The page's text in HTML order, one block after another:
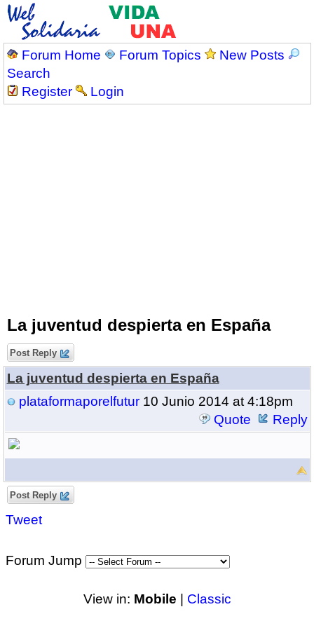
Forum Home Forum Topics
New Posts
Search
Register
Login
La juventud despierta en España
Post Reply
La juventud despierta en España
plataformaporelfutur10 Junio 2014 at 4:18pm
Quote
Reply
Post Reply
Tweet
Forum Jump
View in: Mobile Classic